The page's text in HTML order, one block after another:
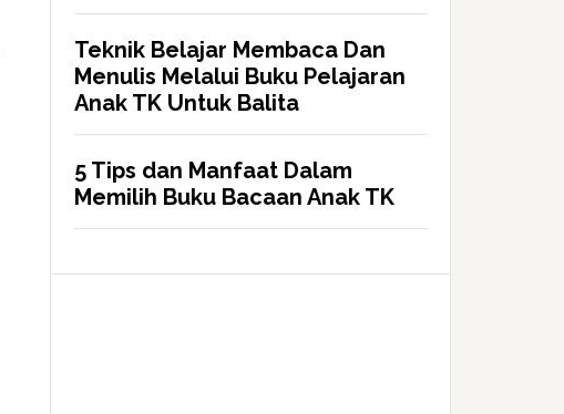
Teknik Belajar Membaca Dan
Menulis Melalui Buku Pelajaran
Anak TK Untuk Balita
5 Tips dan Manfaat Dalam
Memilih Buku Bacaan Anak TK